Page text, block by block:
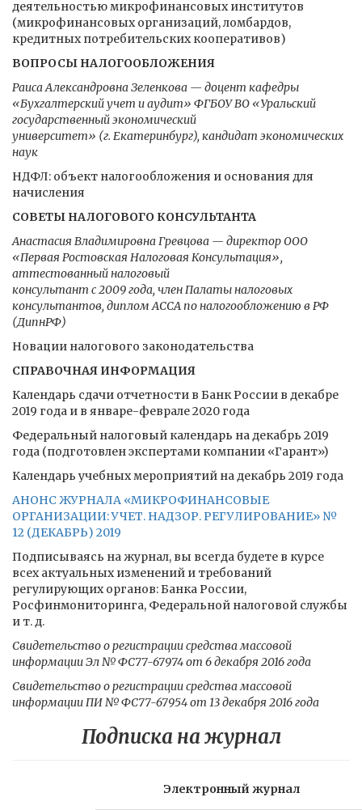
деятельностью микрофинансовых институтов
(микрофинансовых организаций, ломбардов,
кредитных потребительских кооперативов)
ВОПРОСЫ НАЛОГООБЛОЖЕНИЯ
Раиса Александровна Зеленкова — доцент кафедры
«Бухгалтерский учет и аудит» ФГБОУ ВО «Уральский
государственный экономический
университет» (г. Екатеринбург), кандидат экономических
наук
НДФЛ: объект налогообложения и основания для
начисления
СОВЕТЫ НАЛОГОВОГО КОНСУЛЬТАНТА
Анастасия Владимировна Гревцова — директор ООО
«Первая Ростовская Налоговая Консультация»,
аттестованный налоговый
консультант с 2009 года, член Палаты налоговых
консультантов, диплом АССА по налогообложению в РФ
(ДипнРФ)
Новации налогового законодательства
СПРАВОЧНАЯ ИНФОРМАЦИЯ
Календарь сдачи отчетности в Банк России в декабре
2019 года и в январе-феврале 2020 года
Федеральный налоговый календарь на декабрь 2019
года (подготовлен экспертами компании «Гарант»)
Календарь учебных мероприятий на декабрь 2019 года
АНОНС ЖУРНАЛА «МИКРОФИНАНСОВЫЕ
ОРГАНИЗАЦИИ: УЧЕТ. НАДЗОР. РЕГУЛИРОВАНИЕ» №
12 (ДЕКАБРЬ) 2019
Подписываясь на журнал, вы всегда будете в курсе
всех актуальных изменений и требований
регулирующих органов: Банка России,
Росфинмониторинга, Федеральной налоговой службы
и т. д.
Свидетельство о регистрации средства массовой
информации Эл № ФС77-67974 от 6 декабря 2016 года
Свидетельство о регистрации средства массовой
информации ПИ № ФС77-67954 от 13 декабря 2016 года
Подписка на журнал
Электронный журнал